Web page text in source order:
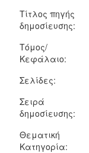
Τίτλος πηγής
δημοσίευσης:
Τόμος/
Κεφάλαιο:
Σελίδες:
Σειρά
δημοσίευσης:
Θεματική
Κατηγορία: